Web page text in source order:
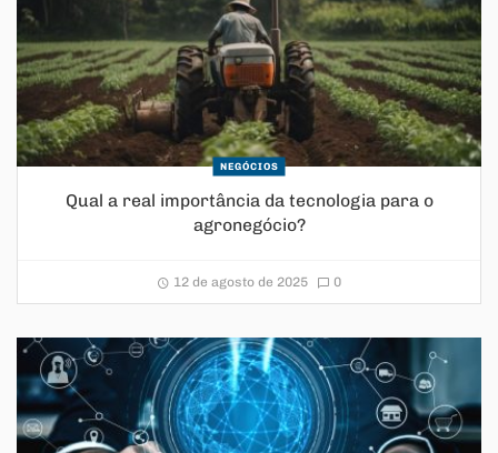
NEGÓCIOS
Qual a real importância da tecnologia para o
agronegócio?
12 de agosto de 2025 0